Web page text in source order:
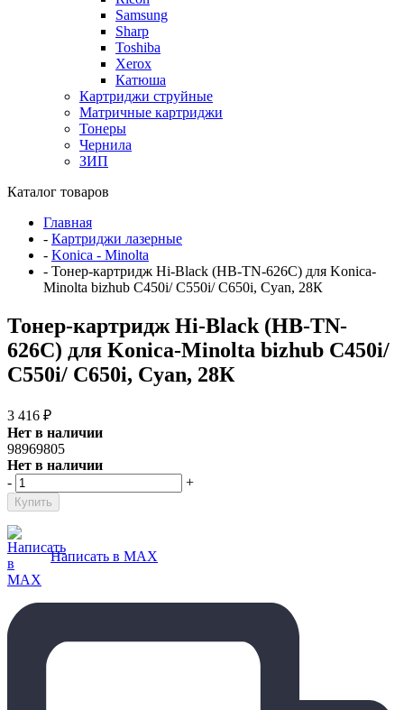
Samsung
Sharp
Toshiba
Xerox
Катюша
Картриджи струйные
Матричные картриджи
Тонеры
Чернила
ЗИП
Каталог товаров
Главная
- Картриджи лазерные
- Konica - Minolta
- Тонер-картридж Hi-Black (HB-TN-626C) для Konica-
Minolta bizhub C450i/ C550i/ C650i, Cyan, 28К
Тонер-картридж Hi-Black (HB-TN-
626C) для Konica-Minolta bizhub C450i/
C550i/ C650i, Cyan, 28К
3 416 ₽
Нет в наличии
98969805
Нет в наличии
-
+
Написать в MAX